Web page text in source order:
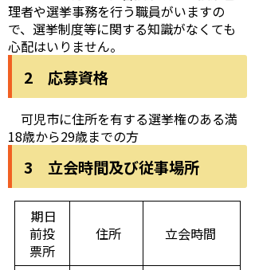
理者や選挙事務を行う職員がいますの
で、選挙制度等に関する知識がなくても
心配はいりません。
2 応募資格
可児市に住所を有する選挙権のある満
18歳から29歳までの方
3 立会時間及び従事場所
期日
前投
票所
住所 立会時間